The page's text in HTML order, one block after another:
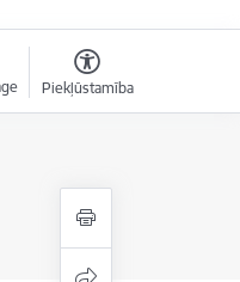
Piekļūstamība